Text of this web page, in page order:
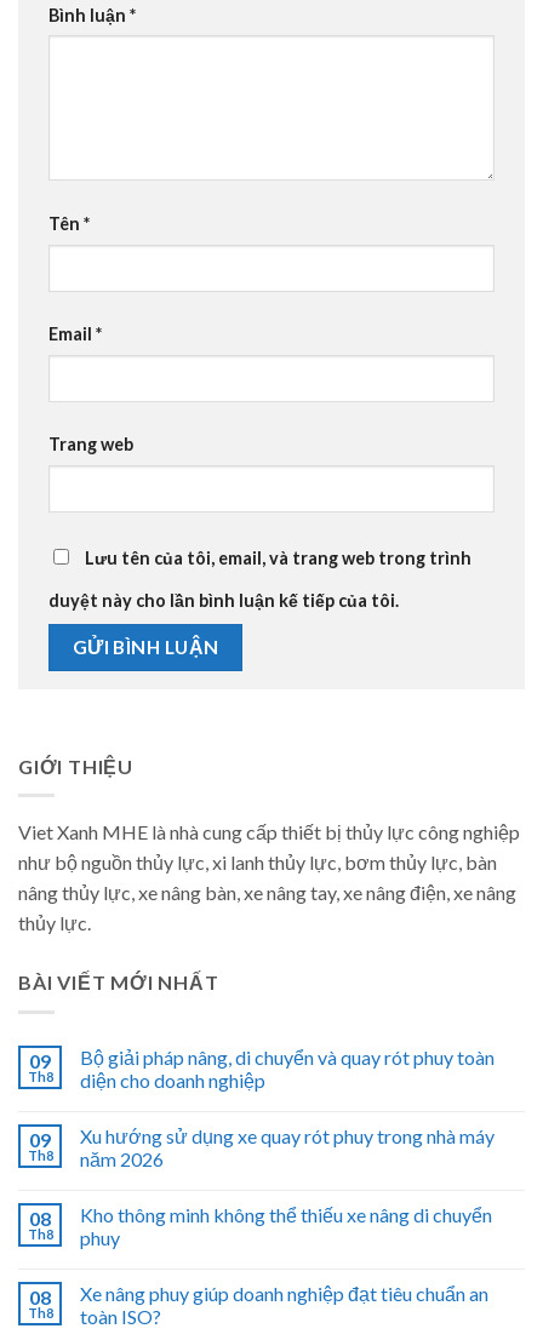
Bình luận *
Tên *
Email *
Trang web
Lưu tên của tôi, email, và trang web trong trình
duyệt này cho lần bình luận kế tiếp của tôi.
GIỚI THIỆU
Viet Xanh MHE là nhà cung cấp thiết bị thủy lực công nghiệp
như bộ nguồn thủy lực, xi lanh thủy lực, bơm thủy lực, bàn
nâng thủy lực, xe nâng bàn, xe nâng tay, xe nâng điện, xe nâng
thủy lực.
BÀI VIẾT MỚI NHẤT
09
Th8
Bộ giải pháp nâng, di chuyển và quay rót phuy toàn
diện cho doanh nghiệp
09
Th8
Xu hướng sử dụng xe quay rót phuy trong nhà máy
năm 2026
08
Th8
Kho thông minh không thể thiếu xe nâng di chuyển
phuy
08
Th8
Xe nâng phuy giúp doanh nghiệp đạt tiêu chuẩn an
toàn ISO?